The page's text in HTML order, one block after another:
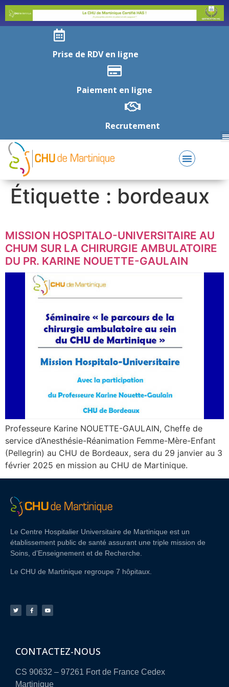
Prise de RDV en ligne
Paiement en ligne
Recrutement
Étiquette : bordeaux
MISSION HOSPITALO-UNIVERSITAIRE AU
CHUM SUR LA CHIRURGIE AMBULATOIRE
DU PR. KARINE NOUETTE-GAULAIN
Professeure Karine NOUETTE-GAULAIN, Cheffe de
service d’Anesthésie-Réanimation Femme-Mère-Enfant
(Pellegrin) au CHU de Bordeaux, sera du 29 janvier au 3
février 2025 en mission au CHU de Martinique.
Le Centre Hospitalier Universitaire de Martinique est un
établissement public de santé assurant une triple mission de
Soins, d’Enseignement et de Recherche.
Le CHU de Martinique regroupe 7 hôpitaux.
CONTACTEZ-NOUS
CS 90632 – 97261 Fort de France Cedex
Martinique